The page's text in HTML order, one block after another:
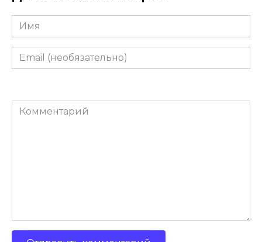
Имя
Email
(необязательно)
Комментарий